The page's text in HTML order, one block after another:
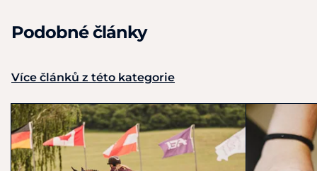
Podobné články
Více článků z této kategorie